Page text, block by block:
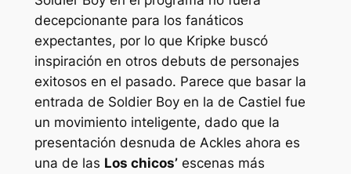
decepcionante para los fanáticos
expectantes, por lo que Kripke buscó
inspiración en otros debuts de personajes
exitosos en el pasado. Parece que basar la
entrada de Soldier Boy en la de Castiel fue
un movimiento inteligente, dado que la
presentación desnuda de Ackles ahora es
una de las Los chicos’escenas más